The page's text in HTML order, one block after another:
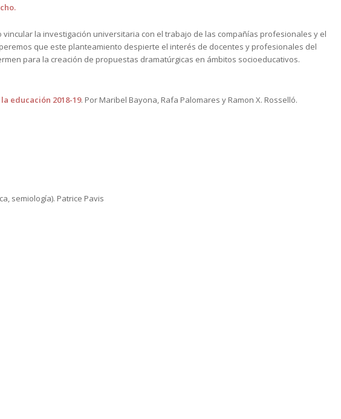
la investigación universitaria con el trabajo de las compañías profesionales y el
que este planteamiento despierte el interés de docentes y profesionales del
para la creación de propuestas dramatúrgicas en ámbitos socioeducativos.
educación 2018-19. Por Maribel Bayona, Rafa Palomares y Ramon X. Rosselló.
semiología). Patrice Pavis